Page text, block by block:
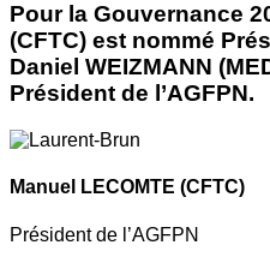
Pour la Gouvernance
(CFTC) est nommé
Daniel WEIZMANN
Président de l’AGFPN.
Manuel LECOMTE (CFTC)
Président de l’AGFPN